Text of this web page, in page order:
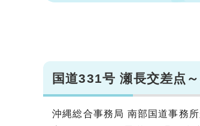
国道331号 瀬長交差点
沖縄総合事務局 南部国道事務